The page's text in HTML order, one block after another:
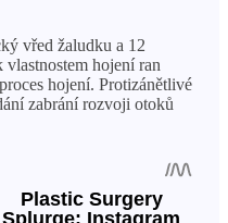
vřed žaludku a 12
hojení ran
hojení. Protizánětlivé
zabrání rozvoji otoků